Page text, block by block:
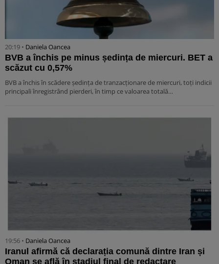
20:19 • Daniela Oancea
BVB a închis pe minus ședința de miercuri. BET a
scăzut cu 0,57%
BVB a închis în scădere ședința de tranzacționare de miercuri, toți indicii
principali înregistrând pierderi, în timp ce valoarea totală…
19:56 • Daniela Oancea
Iranul afirmă că declarația comună dintre Iran și
Oman se află în stadiul final de redactare